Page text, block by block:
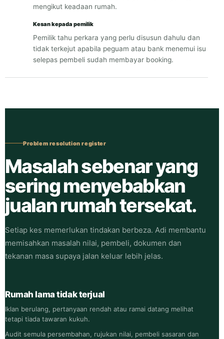
mengikut keadaan rumah.
Kesan kepada pemilik
Pemilik tahu perkara yang perlu disusun dahulu dan
tidak terkejut apabila peguam atau bank menemui isu
selepas pembeli sudah membayar booking.
Problem resolution register
Masalah sebenar yang
sering menyebabkan
jualan rumah tersekat.
Setiap kes memerlukan tindakan berbeza. Adi membantu
memisahkan masalah nilai, pembeli, dokumen dan
tekanan masa supaya jalan keluar lebih jelas.
Rumah lama tidak terjual
Iklan berulang, pertanyaan rendah atau ramai datang melihat
tetapi tiada tawaran kukuh.
Audit semula persembahan, rujukan nilai, pembeli sasaran dan